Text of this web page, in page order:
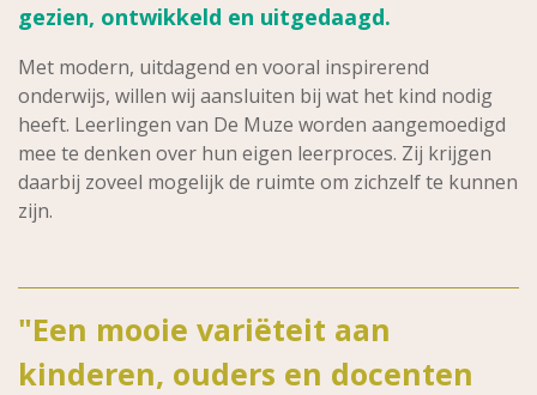
gezien, ontwikkeld en uitgedaagd.
Met modern, uitdagend en vooral inspirerend
onderwijs, willen wij aansluiten bij wat het kind nodig
heeft. Leerlingen van De Muze worden aangemoedigd
mee te denken over hun eigen leerproces. Zij krijgen
daarbij zoveel mogelijk de ruimte om zichzelf te kunnen
zijn.
"Een mooie variëteit aan
kinderen, ouders en docenten